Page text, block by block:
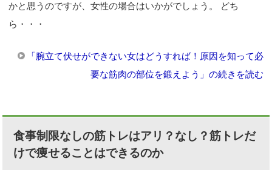
かと思うのですが、女性の場合はいかがでしょう。 どち
ら・・・
「腕立て伏せができない女はどうすれば！原因を知って必
要な筋肉の部位を鍛えよう」の続きを読む
食事制限なしの筋トレはアリ？なし？筋トレだ
けで痩せることはできるのか